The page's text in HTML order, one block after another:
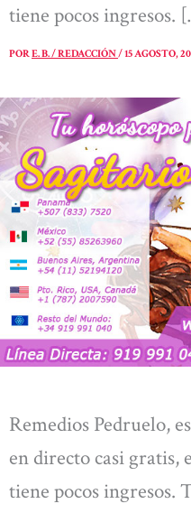
tiene pocos ingresos.
PORE. B. / REDACCIÓN/15 AGOSTO,
Remedios Pedruelo,
en directo casi gratis,
tiene pocos ingresos.